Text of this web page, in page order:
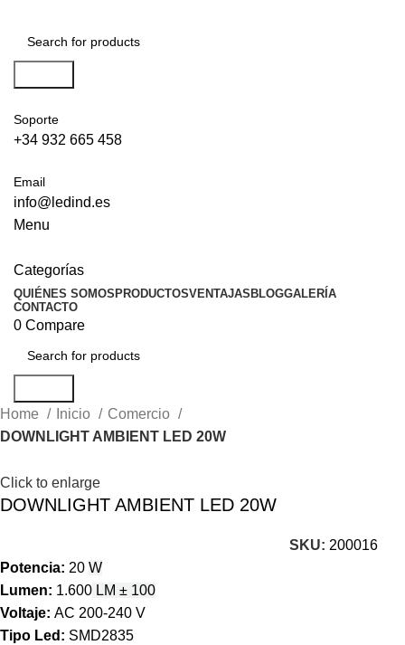
Soporte
+34 932 665 458‬
Email
info@ledind.es
Menu
Categorías
QUIÉNES SOMOS PRODUCTOSVENTAJAS BLOGGALERÍA
CONTACTO
0 Compare
Home
Inicio
Comercio
DOWNLIGHT AMBIENT LED 20W
Click to enlarge
DOWNLIGHT AMBIENT LED 20W
SKU: 200016
Potencia: 20W
Lumen: 1.600 LM ± 100
Voltaje: AC 200-240 V
Tipo Led: SMD2835